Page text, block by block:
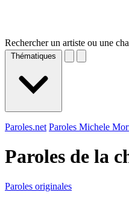
Rechercher un artiste ou une
Thématiques
Paroles.net Paroles Michele
Paroles de la
Paroles originales